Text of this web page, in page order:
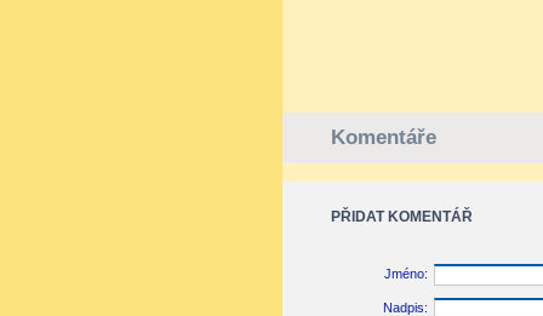
Komentáře
PŘIDAT KOMENTÁŘ
Jméno:
Nadpis: